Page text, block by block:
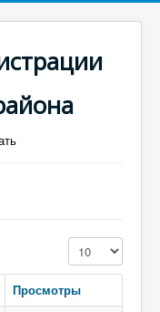
Документы
Кол-во строк:
Просмотры